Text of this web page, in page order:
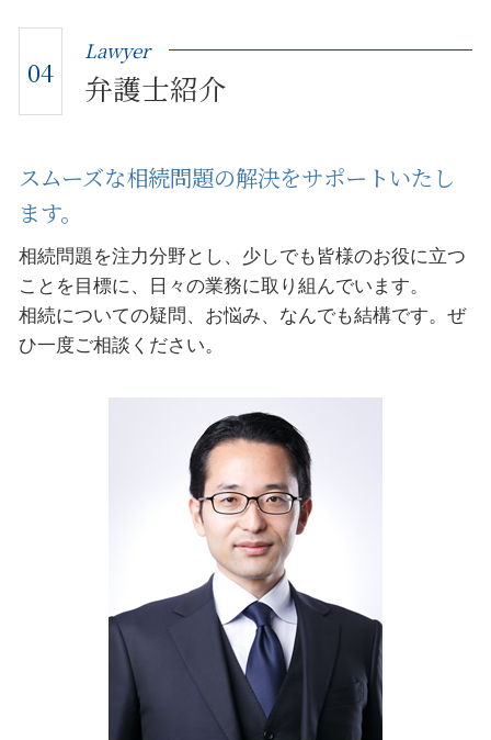
04
Lawyer
弁護士紹介
スムーズな相続問題の解決をサポートいたし
ます。
相続問題を注力分野とし、少しでも皆様のお役に立つ
ことを目標に、日々の業務に取り組んでいます。
相続についての疑問、お悩み、なんでも結構です。ぜ
ひ一度ご相談ください。